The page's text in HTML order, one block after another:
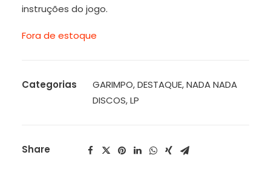
instruções do jogo.
Fora de estoque
Categorias GARIMPO,DESTAQUE,NADA NADA
DISCOS,LP
Share